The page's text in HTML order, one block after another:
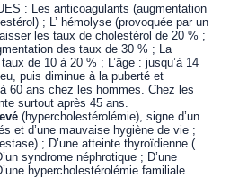
: Les anticoagulants (augmentation
; L’ hémolyse (provoquée par un
les taux de cholestérol de 20 % ;
des taux de 30 % ; La
de 10 à 20 % ; L’âge : jusqu’à 14
puis diminue à la puberté et
60 ans chez les hommes. Chez les
surtout après 45 ans.
(hypercholestérolémie), signe d’un
et d’une mauvaise hygiène de vie ;
; D’une atteinte thyroïdienne (
syndrome néphrotique ; D’une
hypercholestérolémie familiale